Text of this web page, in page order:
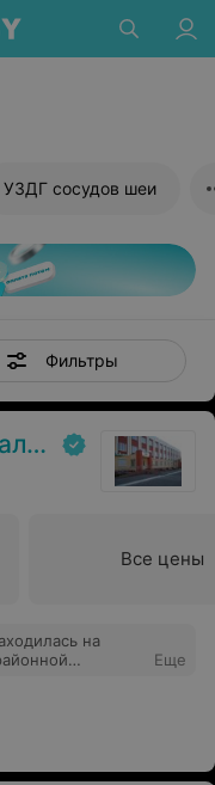
УЗДГ сосудов шеи
Фильтры
Все цены
на
Ирине
Галины
лечение,
за
Еще